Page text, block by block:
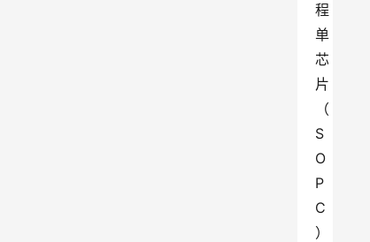
程
单
芯
片
（
S
O
P
C
）